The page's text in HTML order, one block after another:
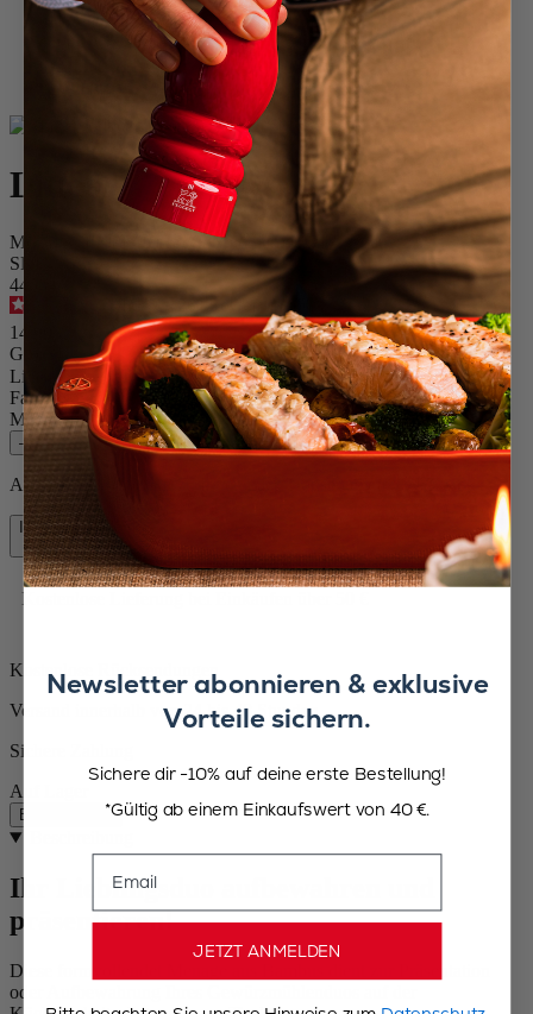
Home
Gewürzmühlen
Mühlenzubehör
Linéa
Menage* für Pfeffer- & Salzmühlen, Bambus, natur
SKU
44534
-261Bewertungen
14,90 €
Größe
Linéa
Farbe
Natur
Menge
– +
Auf Lager und bereit, zu Ihnen nach Hause geliefert zu werden.
In den Warenkorb
14,90 €
Kostenlose Lieferung bei Einkäufen über 50 €
Kostenlose Rücksendungen
Versand innerhalb von 24 bis 48 Stunden
Sichere Zahlung
Auf Lager
Beschreibung
Ihr Lieblingsduo aufbewahren und
präsentieren!
Diese formvollendet Menage aus Bambus dient zur Präsentation
oder Aufbewahrung Ihres Gewürzmühlenduos auf der
Newsletter abonnieren & exklusive
Vorteile sichern.
Sichere dir -10% auf deine erste Bestellung!
*Gültig ab einem Einkaufswert von 40 €.
Email
JETZT ANMELDEN